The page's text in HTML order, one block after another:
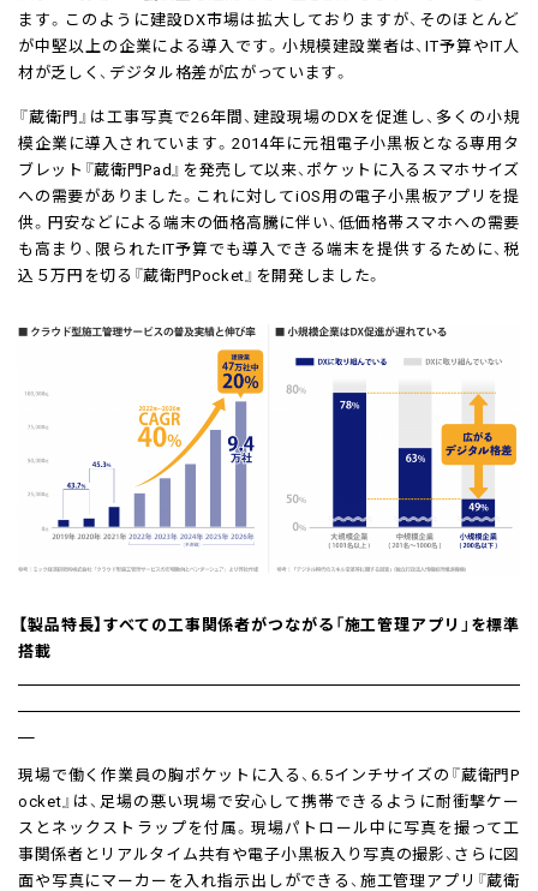
ます。このように建設DX市場は拡大しておりますが、そのほとんど
が中堅以上の企業による導入です。小規模建設業者は、IT予算やIT人
材が乏しく、デジタル格差が広がっています。
『蔵衛門』は工事写真で26年間、建設現場のDXを促進し、多くの小規
模企業に導入されています。2014年に元祖電子小黒板となる専用タ
ブレット『蔵衛門Pad』を発売して以来、ポケットに入るスマホサイズ
への需要がありました。これに対してiOS用の電子小黒板アプリを提
供。円安などによる端末の価格高騰に伴い、低価格帯スマホへの需要
も高まり、限られたIT予算でも導入できる端末を提供するために、税
込５万円を切る『蔵衛門Pocket』を開発しました。
【製品特長】すべての工事関係者がつながる「施工管理アプリ」を標準
搭載
現場で働く作業員の胸ポケットに入る、6.5インチサイズの『蔵衛門P
ocket』は、足場の悪い現場で安心して携帯できるように耐衝撃ケー
スとネックストラップを付属。現場パトロール中に写真を撮って工
事関係者とリアルタイム共有や電子小黒板入り写真の撮影、さらに図
面や写真にマーカーを入れ指示出しができる、施工管理アプリ『蔵衛